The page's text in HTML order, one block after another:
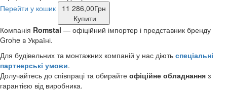
Перейти у кошик
11 286,00Грн
Купити
Компанія Romstal — офіційний імпортер і представник бренду
Grohe в Україні.
Для будівельних та монтажних компаній у нас діють спеціальні
партнерські умови.
Долучайтесь до співпраці та обирайте офіційне обладнання з
гарантією від виробника.